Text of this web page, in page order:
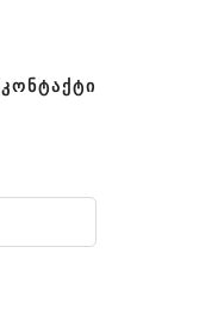
ᲙᲝᲜᲢᲐᲥᲢᲘ